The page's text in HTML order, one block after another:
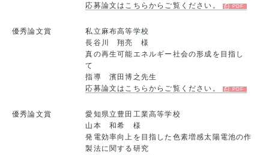
応募論文はこちらからご覧ください。
優秀論文賞
私立麻布高等学校
長谷川 翔亮 様
真の再生可能エネルギー社会の形成を目指し
て
指導 濱田博之先生
応募論文はこちらからご覧ください。
優秀論文賞
愛知県立豊田工業高等学校
山本 和希 様
発電効率向上を目指した色素増感太陽電池の作
製法に関する研究